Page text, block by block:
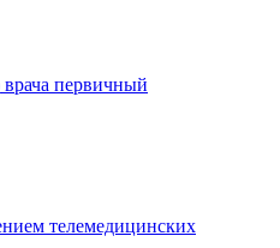
первичный
телемедицинских